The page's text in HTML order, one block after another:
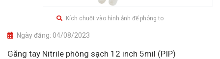
Kích chuột vào hình ảnh để phóng to
Ngày đăng: 04/08/2023
Găng tay Nitrile phòng sạch 12 inch 5mil (PIP)